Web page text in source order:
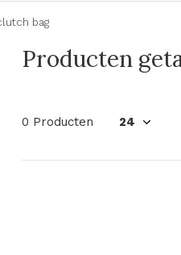
bag
Producten
0 Producten